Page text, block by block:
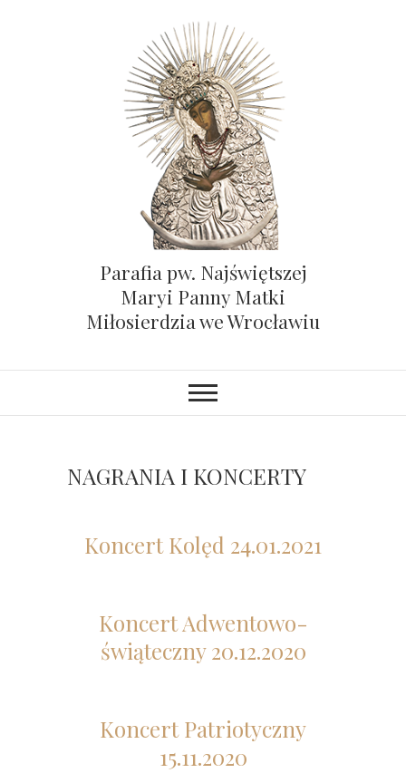
Parafia pw. Najświętszej
Maryi Panny Matki
Miłosierdzia we Wrocławiu
NAGRANIA I KONCERTY
Koncert Kolęd 24.01.2021
Koncert Adwentowo-
świąteczny 20.12.2020
Koncert Patriotyczny
15.11.2020